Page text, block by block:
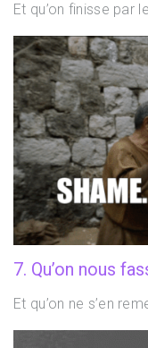
Et qu’on finisse par
7. Qu’on nous
Et qu’on ne s’en